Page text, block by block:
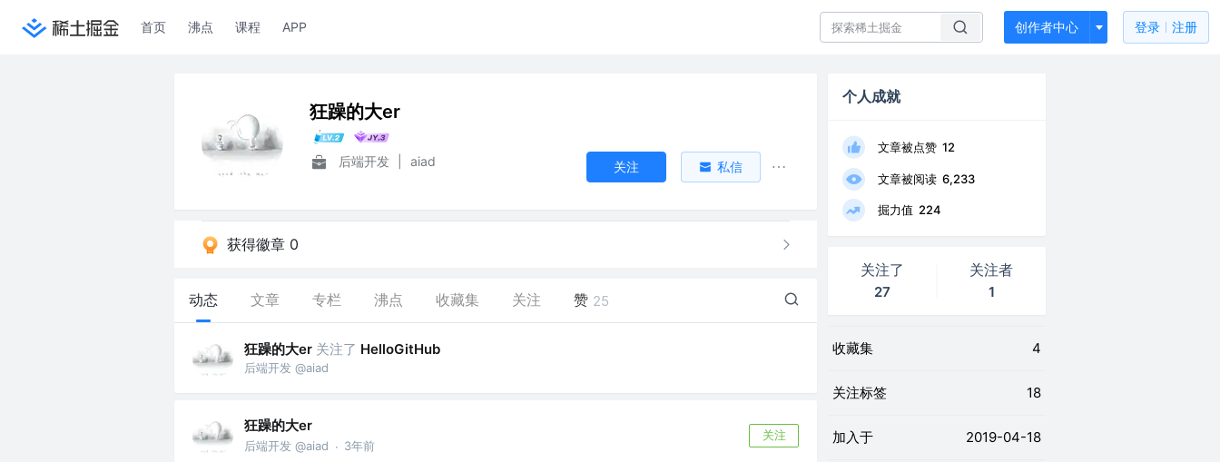
首页 沸点 课程 APP 创作者中心 登录 注册
狂躁的大er
后端开发 aiad 关注 私信
获得徽章 0
动态 文章 专栏 沸点 收藏集 关注 赞 25
狂躁的大er 关注了 HelloGitHub
后端开发 @aiad
狂躁的大er
后端开发 @aiad · 3年前
关注
个人成就
文章被点赞 12
文章被阅读 6,233
掘力值 224
关注了
27
关注者
1
收藏集 4
关注标签 18
加入于 2019-04-18